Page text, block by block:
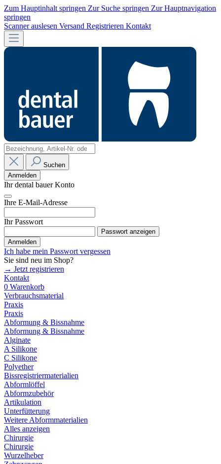
Zum Hauptinhalt springen Zur Suche springen Zur Hauptnavigation
springen
Scanner auslesen Versand Registrieren Kontakt
Suchen
Anmelden
Ihr dental bauer Konto
Ihre E-Mail-Adresse
Ihr Passwort
Passwort anzeigen
Anmelden
Ich habe mein Passwort vergessen
Sie sind neu im Shop?
→ Jetzt registrieren
Kontakt
0 Warenkorb
Verbrauchsmaterial
Praxis
Praxis
Abformung & Bissnahme
Abformung & Bissnahme
Alginate
A Silikone
C Silikone
Polyether
Bissregistriermaterialien
Abformlöffel
Abformzubehör
Artikulation
Unterfütterung
Weitere Abformmaterialien
Alles anzeigen
Chirurgie
Chirurgie
Wurzelheber